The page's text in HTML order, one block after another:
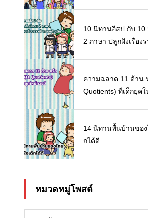
10 นิทานอีสป กับ
2 ภาษา ปลูกฝังเรื่อง
ความฉลาด 11 ด้าน
Quotients) ที่เด็กยุค
14 นิทานพื้นบ้านของ
กได้ดี
หมวดหมู่โพสต์